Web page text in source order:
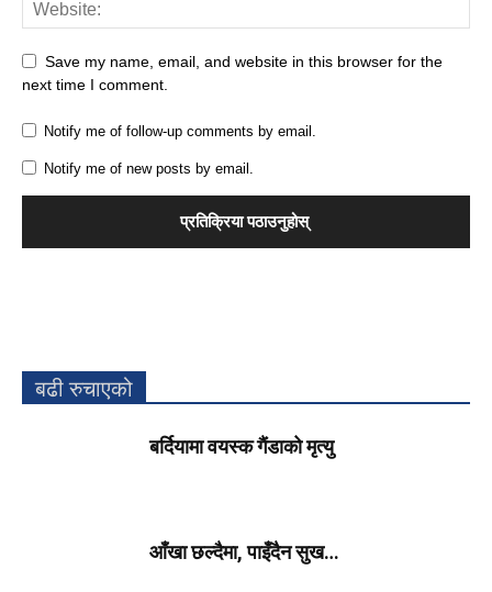
Save my name, email, and website in this browser for the
next time I comment.
Notify me of follow-up comments by email.
Notify me of new posts by email.
बढी रुचाएको
बर्दियामा वयस्क गैंडाको मृत्यु
आँखा छल्दैमा, पाइँदैन सुख…